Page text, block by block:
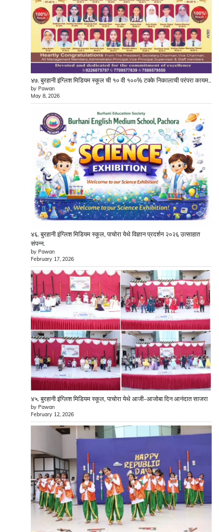
४७. बुरहानी इंग्लिश मिडियम स्कूल ची १० वी १००% टक्के निकालाची परंपरा कायम..
by Pawan
May 8, 2026
४६. बुरहानी इंग्लिश मिडियम स्कूल, पाचोरा येथे विज्ञान प्रदर्शन २०२६ उत्साहात
संपन्न.
by Pawan
February 17, 2026
४५. बुरहानी इंग्लिश मिडियम स्कूल, पाचोरा येथे आजी-आजोबा दिन आनंदात साजरा
by Pawan
February 12, 2026